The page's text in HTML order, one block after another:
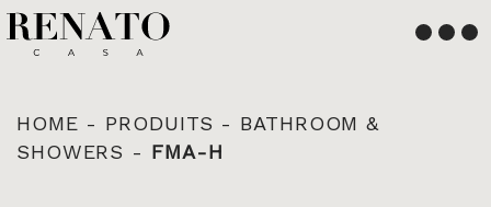
Français
English
HOME - PRODUITS - BATHROOM &
SHOWERS - FMA-H